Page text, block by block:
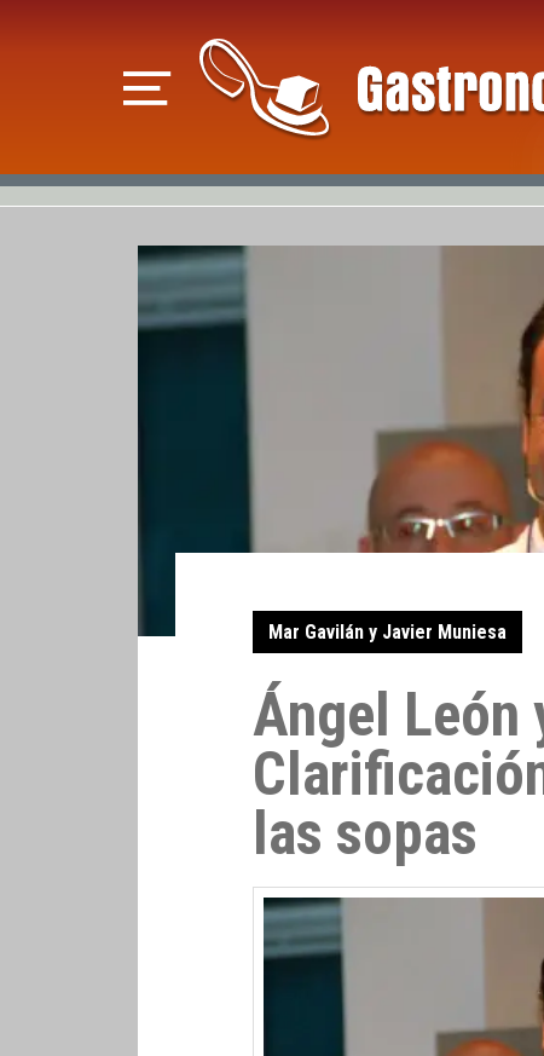
Mar Gavilán y Javier Muniesa
Ángel León
las sopas